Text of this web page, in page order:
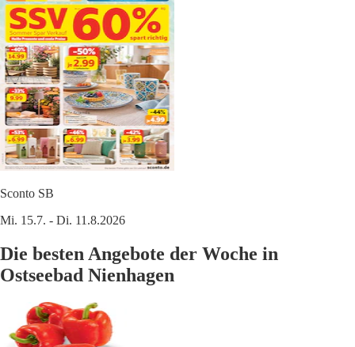
Sconto SB
Mi. 15.7. - Di. 11.8.2026
Die besten Angebote der Woche in
Ostseebad Nienhagen